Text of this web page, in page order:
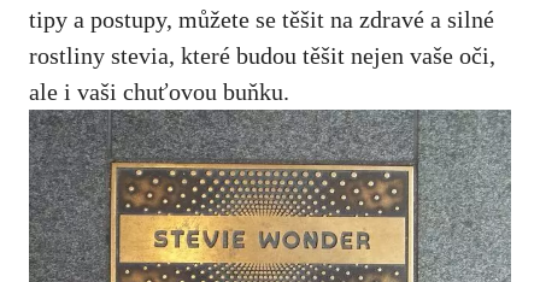
tipy a postupy, můžete se těšit na zdravé a silné
rostliny stevia, které budou těšit nejen vaše oči,
ale i vaši chuťovou buňku.